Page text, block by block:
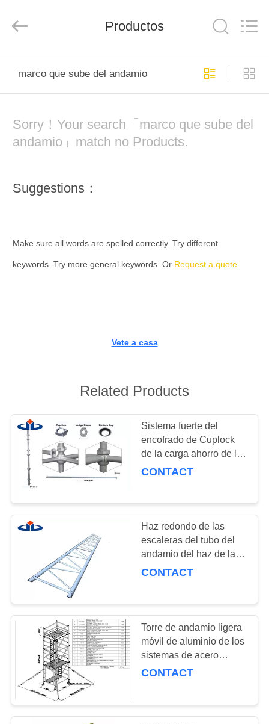
SOBRE
VISITA
LA
FÁBRICA
PIDA
UNA
CITA
MAPA
DEL
SITIO
PRIVACY
POLICY
Formwork
System
All
Productos
marco que sube del andamio
Sorry！Your search「marco que sube del
andamio」match no Products.
Suggestions：
Make sure all words are spelled correctly. Try different
keywords. Try more general keywords. Or Request a quote.
Vete a casa
Related Products
Sistema fuerte del
encofrado de Cuplock
de la carga ahorro de la
energía de 48.3-48.6
CONTACT
Haz redondo de las
escaleras del tubo del
andamio del haz de la
escalera del andamio de
CONTACT
Torre de andamio ligera
móvil de aluminio de los
sistemas de acero
estables del andamio
CONTACT